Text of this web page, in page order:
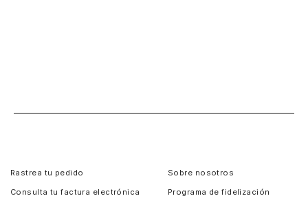
Rastrea tu pedido
Consulta tu factura electrónica
Sobre nosotros
Programa de fidelización